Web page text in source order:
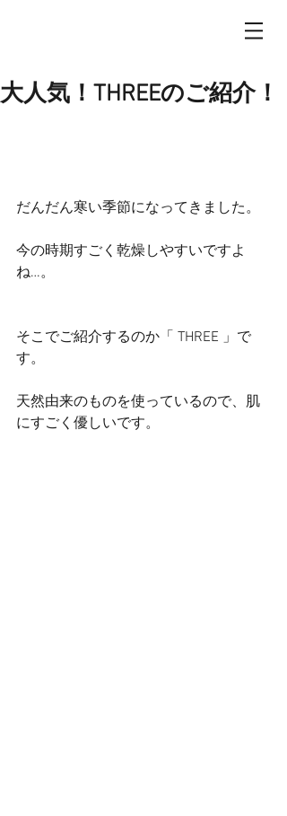
大人気！THREEのご紹介！
だんだん寒い季節になってきました。
今の時期すごく乾燥しやすいですよ
ね…。
そこでご紹介するのか「 THREE 」で
す。
天然由来のものを使っているので、肌
にすごく優しいです。